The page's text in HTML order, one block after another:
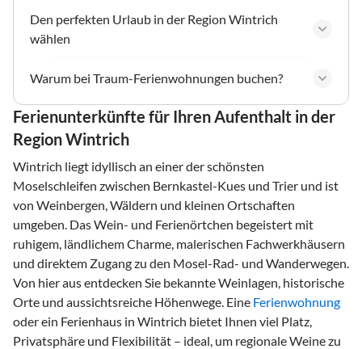
Den perfekten Urlaub in der Region Wintrich
wählen
Warum bei Traum-Ferienwohnungen buchen?
Ferienunterkünfte für Ihren Aufenthalt in der
Region Wintrich
Wintrich liegt idyllisch an einer der schönsten
Moselschleifen zwischen Bernkastel-Kues und Trier und ist
von Weinbergen, Wäldern und kleinen Ortschaften
umgeben. Das Wein- und Ferienörtchen begeistert mit
ruhigem, ländlichem Charme, malerischen Fachwerkhäusern
und direktem Zugang zu den Mosel-Rad- und Wanderwegen.
Von hier aus entdecken Sie bekannte Weinlagen, historische
Orte und aussichtsreiche Höhenwege. Eine Ferienwohnung
oder ein Ferienhaus in Wintrich bietet Ihnen viel Platz,
Privatsphäre und Flexibilität – ideal, um regionale Weine zu